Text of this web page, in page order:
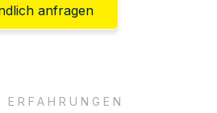
anfragen
ERFAHRUNGEN